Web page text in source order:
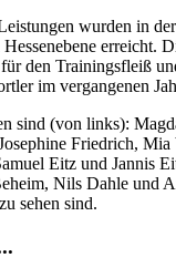
wurden in
erreicht.
den Trainingsfleiß
im vergangenen
sind (von links):
Friedrich,
Eitz und Jannis
Nils Dahle und
sehen sind.